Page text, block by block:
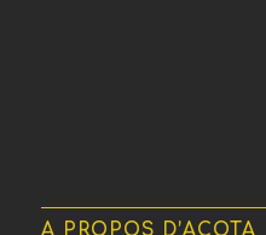
A PROPOS D’ACOTA